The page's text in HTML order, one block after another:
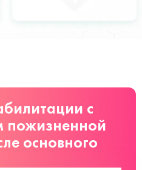
с
пожизненной
основного